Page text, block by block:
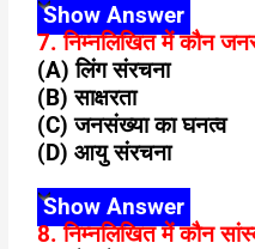
Show Answer
7. निम्नलिखित में कौन
(A) लिंग संरचना
(B) साक्षरता
(C) जनसंख्या का घनत्व
(D) आयु संरचना
Show Answer
8. निम्नलिखित में कौन